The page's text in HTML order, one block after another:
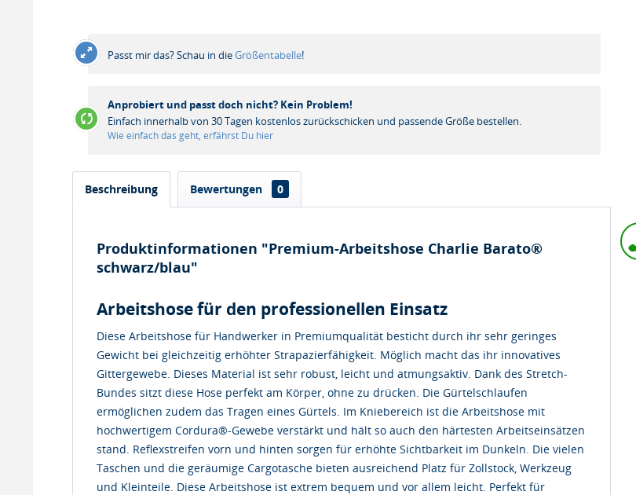
Passt mir das? Schau in dieGrößentabelle!
Anprobiert und passt doch nicht? Kein Problem!
Einfach innerhalb von 30 Tagen kostenlos zurückschicken und passende Größe bestellen.
Wie einfach das geht, erfährst Du hier
Beschreibung Bewertungen 0
Produktinformationen "Premium-Arbeitshose Charlie Barato®
schwarz/blau"
Arbeitshose für den professionellen Einsatz
Diese Arbeitshose für Handwerker in Premiumqualität besticht durch ihr sehr geringes
Gewicht bei gleichzeitig erhöhter Strapazierfähigkeit. Möglich macht das ihr innovatives
Gittergewebe. Dieses Material ist sehr robust, leicht und atmungsaktiv. Dank des Stretch-
Bundes sitzt diese Hose perfekt am Körper, ohne zu drücken. Die Gürtelschlaufen
ermöglichen zudem das Tragen eines Gürtels. Im Kniebereich ist die Arbeitshose mit
hochwertigem Cordura®-Gewebe verstärkt und hält so auch den härtesten Arbeitseinsätzen
stand. Reflexstreifen vorn und hinten sorgen für erhöhte Sichtbarkeit im Dunkeln. Die vielen
Taschen und die geräumige Cargotasche bieten ausreichend Platz für Zollstock, Werkzeug
und Kleinteile. Diese Arbeitshose ist extrem bequem und vor allem leicht. Perfekt für